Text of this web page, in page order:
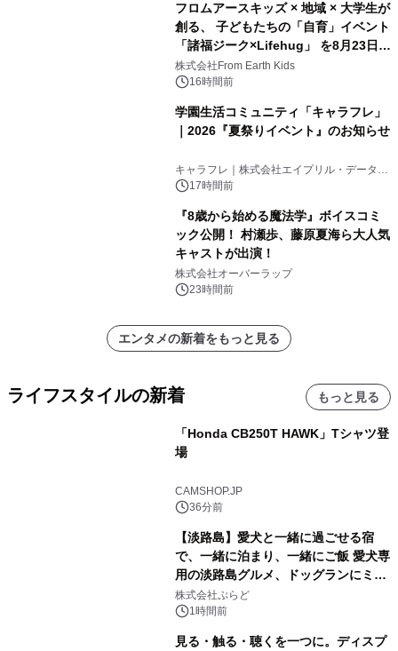
フロムアースキッズ × 地域 × 大学生が
創る、 子どもたちの「自育」イベント
「諸福ジーク×Lifehug」 を8月23日
(日)開催
株式会社From Earth Kids
16時間前
学園生活コミュニティ「キャラフレ」
｜2026『夏祭りイベント』のお知らせ
キャラフレ｜株式会社エイプリル・データ・
デザインズ
17時間前
『8歳から始める魔法学』ボイスコミ
ック公開！ 村瀬歩、藤原夏海ら大人気
キャストが出演！
株式会社オーバーラップ
23時間前
エンタメの新着をもっと見る
ライフスタイルの新着 もっと見る
「Honda CB250T HAWK」Tシャツ登
場
CAMSHOP.JP
36分前
【淡路島】愛犬と一緒に過ごせる宿
で、一緒に泊まり、一緒にご飯 愛犬専
用の淡路島グルメ、ドッグランにミニ
プール グランピングとトレーラーハウ
スの2施設で
株式会社ぷらど
1時間前
見る・触る・聴くを一つに。ディスプ